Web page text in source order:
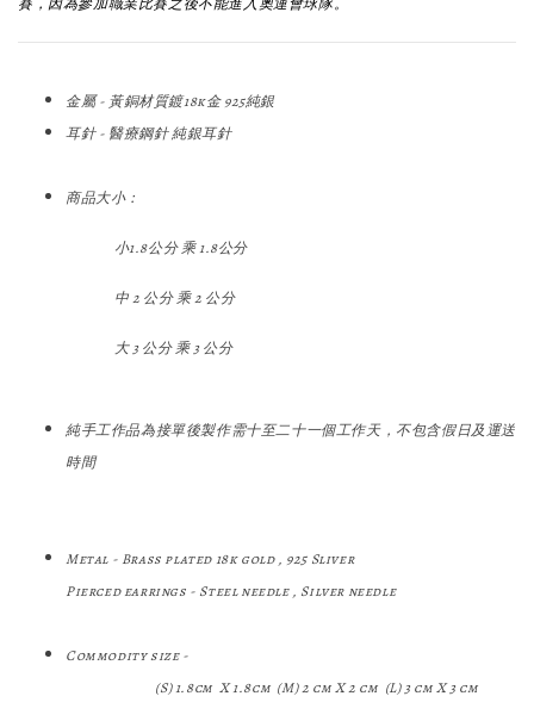
賽，因為參加職業比賽之後不能進入奧運會球隊。
金屬 - 黃銅材質鍍18k金 925純銀
耳針 - 醫療鋼針 純銀耳針
商品大小：
小1.8公分 乘 1.8公分
中 2 公分 乘 2 公分
大 3 公分 乘 3 公分
純手工作品為接單後製作需十至二十一個工作天，不包含假日及運送
時間
Metal - Brass plated 18k gold , 925 Sliver
Pierced earrings - Steel needle , Silver needle
Commodity size -
(S) 1.8cm X 1.8cm (M) 2 cm X 2 cm (L) 3 cm X 3 cm